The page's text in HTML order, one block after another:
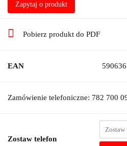
Zapytaj o produkt
Pobierz produkt do PDF
EAN
Zamówienie telefoniczne: 782 700
Zostaw telefon